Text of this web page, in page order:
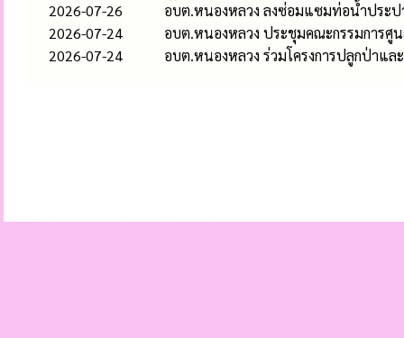
2026-07-26
อบต.หนองหลวง ลงซ่อมแซมท่อน้ำประ
2026-07-24
อบต.หนองหลวง ประชุมคณะกรรมการศู
2026-07-24
อบต.หนองหลวง ร่วมโครงการปลูกป่าแ